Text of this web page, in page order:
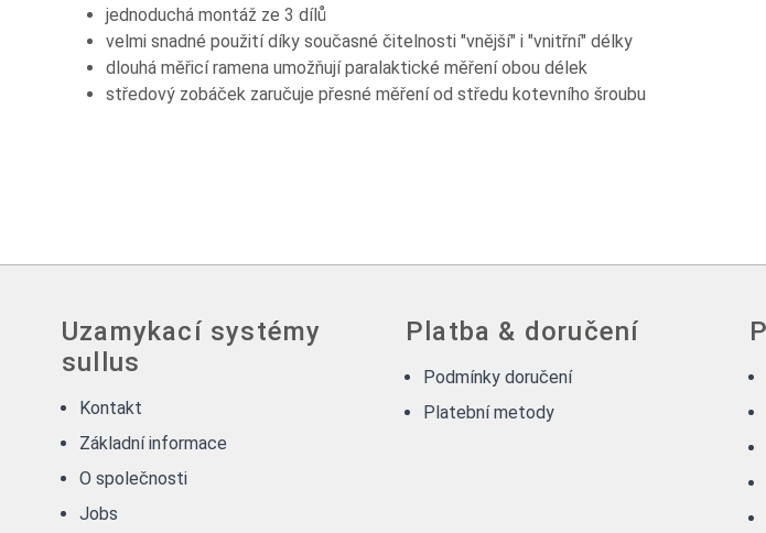
jednoduchá montáž ze 3 dílů
velmi snadné použití díky současné čitelnosti "vnější" i "vnitřní" délky
dlouhá měřicí ramena umožňují paralaktické měření obou délek
středový zobáček zaručuje přesné měření od středu kotevního šroubu
Uzamykací systémy
sullus
Kontakt
Základní informace
O společnosti
Jobs
Platba & doručení
Podmínky doručení
Platební metody